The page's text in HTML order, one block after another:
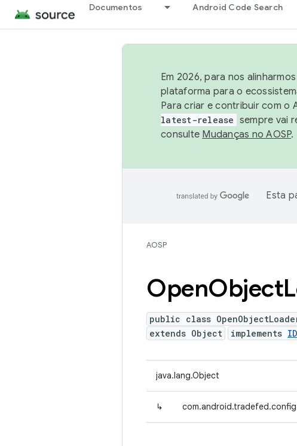
Documentos Android Code Search
Em 2026, para nos
plataforma para o
Para criar e contribuir com o
latest-release sempre vai
consulte Mudanças no AOSP.
Esta
AOSP
OpenObject
public class
extends Object
implements
java.lang.Object
↳